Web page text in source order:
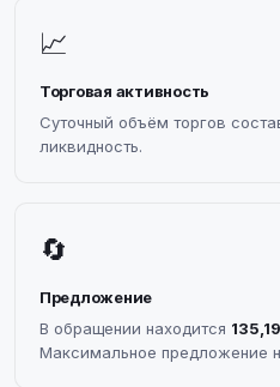
📈
Торговая активность
Суточный объём торгов
ликвидность.
🔄
Предложение
В обращении находится
Максимальное предложение